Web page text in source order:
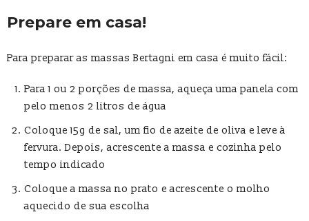
Prepare em casa!
Para preparar as massas Bertagni em casa é muito fácil:
Para 1 ou 2 porções de massa, aqueça uma panela com
pelo menos 2 litros de água
Coloque 15g de sal, um fio de azeite de oliva e leve à
fervura. Depois, acrescente a massa e cozinha pelo
tempo indicado
Coloque a massa no prato e acrescente o molho
aquecido de sua escolha